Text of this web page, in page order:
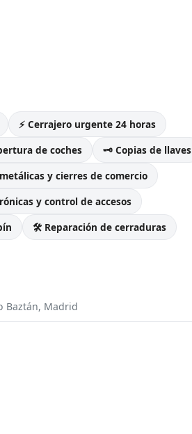
⚡ Cerrajero urgente 24 horas
de coches
🗝️ Copias de llaves
y cierres de comercio
y control de accesos
🛠️ Reparación de cerraduras
Baztán, Madrid